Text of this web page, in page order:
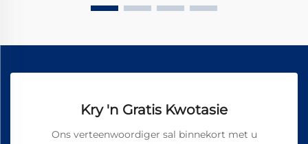
Kry 'n Gratis Kwotasie
Ons verteenwoordiger sal binnekort met u